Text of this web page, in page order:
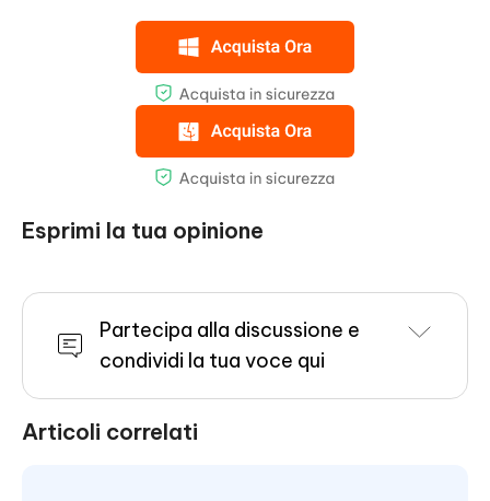
Esprimi la tua opinione
Partecipa alla discussione e
condividi la tua voce qui
Articoli correlati